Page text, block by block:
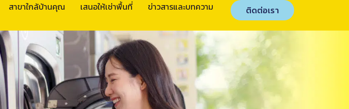
สาขาใกล้บ้านคุณ เสนอให้เช่าพื้นที่ ข่าวสารและบทความ ติดต่อเรา